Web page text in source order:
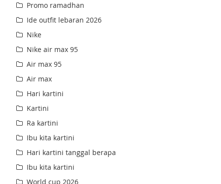
Promo ramadhan
Ide outfit lebaran 2026
Nike
Nike air max 95
Air max 95
Air max
Hari kartini
Kartini
Ra kartini
Ibu kita kartini
Hari kartini tanggal berapa
Ibu kita kartini
World cup 2026